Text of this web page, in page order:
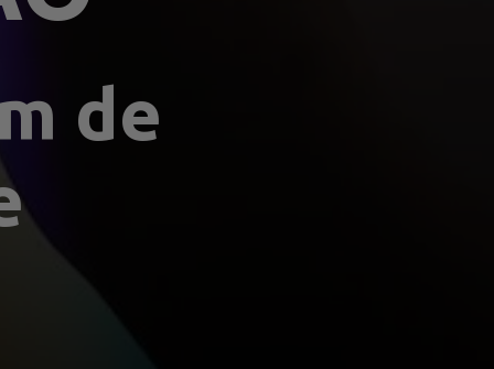
de